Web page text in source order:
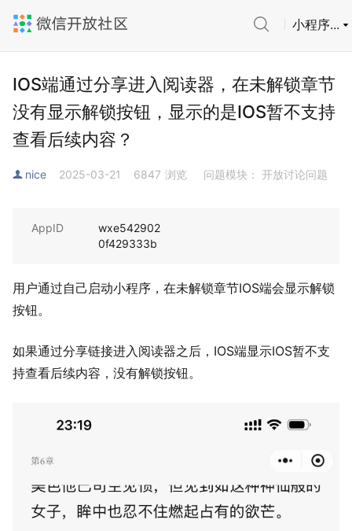
小程序...
IOS端通过分享进入阅读器，在未解锁章节
没有显示解锁按钮，显示的是IOS暂不支持
查看后续内容？
nice 2025-03-21 6847 浏览 问题模块： 开放讨论问题
AppID
wxe542902
0f429333b
用户通过自己启动小程序，在未解锁章节IOS端会显示解锁
按钮。
如果通过分享链接进入阅读器之后，IOS端显示IOS暂不支
持查看后续内容，没有解锁按钮。